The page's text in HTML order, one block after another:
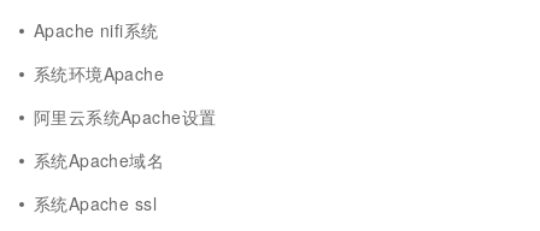
Apache nifi系统
系统环境Apache
阿里云系统Apache设置
系统Apache域名
系统Apache ssl